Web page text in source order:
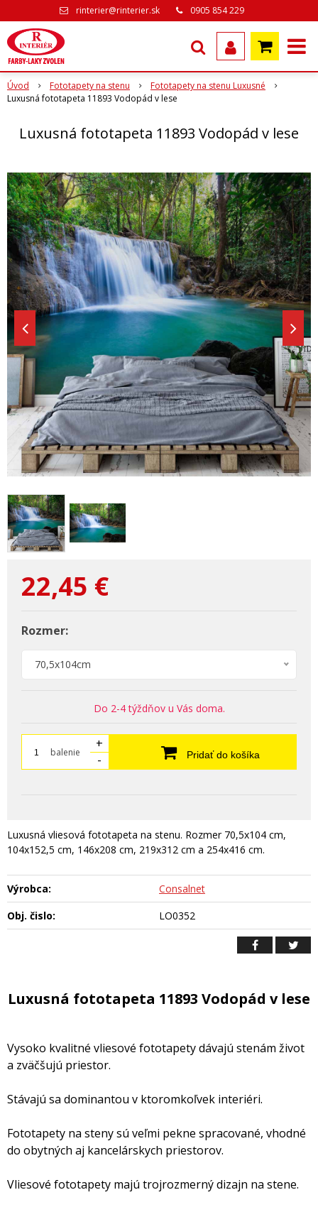
rinterier@rinterier.sk 0905 854 229
Úvod Fototapety na stenu
Fototapety na stenu Luxusné
Luxusná fototapeta 11893 Vodopád v lese
Luxusná fototapeta 11893 Vodopád v lese
22,45 €
Rozmer:
70,5x104cm
Do 2-4 týždňov u Vás doma.
balenie
+
-
Pridať do košíka
Luxusná vliesová fototapeta na stenu. Rozmer 70,5x104 cm,
104x152,5 cm, 146x208 cm, 219x312 cm a 254x416 cm.
Výrobca:
Consalnet
Obj. čislo:
LO0352
Luxusná fototapeta 11893 Vodopád v lese
Vysoko kvalitné vliesové fototapety dávajú stenám život
a zväčšujú priestor.
Stávajú sa dominantou v ktoromkoľvek interiéri.
Fototapety na steny sú veľmi pekne spracované, vhodné
do obytných aj kancelárskych priestorov.
Vliesové fototapety majú trojrozmerný dizajn na stene.